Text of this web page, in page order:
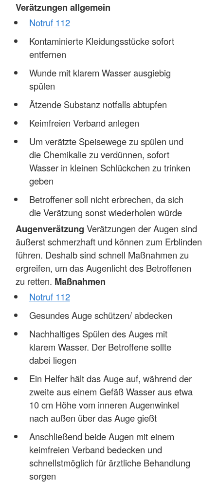
Verätzungen allgemein
Notruf 112
Kontaminierte Kleidungsstücke sofort
entfernen
Wunde mit klarem Wasser ausgiebig
spülen
Ätzende Substanz notfalls abtupfen
Keimfreien Verband anlegen
Um verätzte Speisewege zu spülen und
die Chemikalie zu verdünnen, sofort
Wasser in kleinen Schlückchen zu trinken
geben
Betroffener soll nicht erbrechen, da sich
die Verätzung sonst wiederholen würde
Augenverätzung Verätzungen der Augen sind
äußerst schmerzhaft und können zum Erblinden
führen. Deshalb sind schnell Maßnahmen zu
ergreifen, um das Augenlicht des Betroffenen
zu retten. Maßnahmen
Notruf 112
Gesundes Auge schützen/ abdecken
Nachhaltiges Spülen des Auges mit
klarem Wasser. Der Betroffene sollte
dabei liegen
Ein Helfer hält das Auge auf, während der
zweite aus einem Gefäß Wasser aus etwa
10 cm Höhe vom inneren Augenwinkel
nach außen über das Auge gießt
Anschließend beide Augen mit einem
keimfreien Verband bedecken und
schnellstmöglich für ärztliche Behandlung
sorgen